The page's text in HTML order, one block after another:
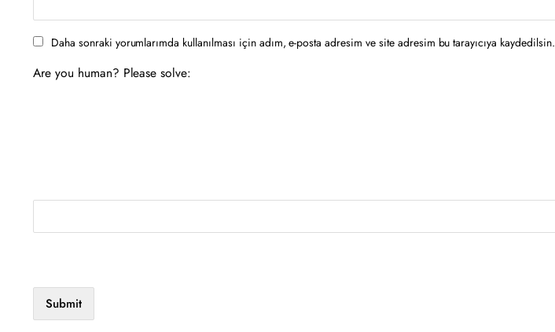
Daha sonraki yorumlarımda kullanılması için adım, e-posta adresim ve site adresim bu tarayıcıya kaydedilsin.
Are you human? Please solve: